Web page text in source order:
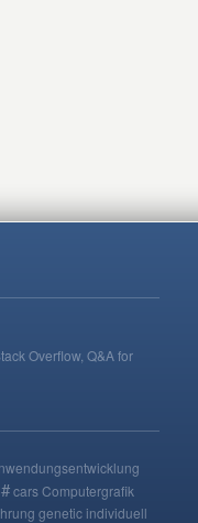
cars Computergrafik
genetic individuell